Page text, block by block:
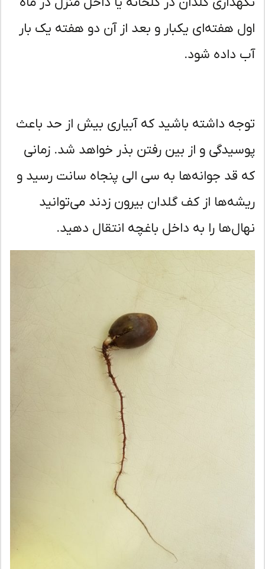
هفته‌ای یکبار و بعد از آن دو هفته یک بار
داده شود.
داشته باشید که آبیاری بیش از حد باعث
و از بین رفتن بذر خواهد شد. زمانی
قد جوانه‌ها به سی الی پنجاه سانت رسید و
از کف گلدان بیرون زدند می‌توانید
را به داخل باغچه انتقال دهید.